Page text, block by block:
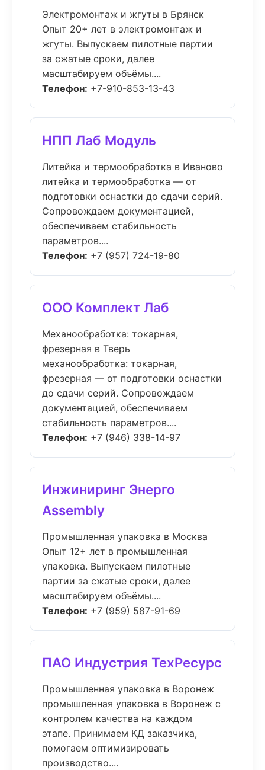
Электромонтаж и жгуты в Брянск
Опыт 20+ лет в электромонтаж и
жгуты. Выпускаем пилотные партии
за сжатые сроки, далее
масштабируем объёмы....
Телефон: +7-910-853-13-43
НПП Лаб Модуль
Литейка и термообработка в Иваново
литейка и термообработка — от
подготовки оснастки до сдачи серий.
Сопровождаем документацией,
обеспечиваем стабильность
параметров....
Телефон: +7 (957) 724-19-80
ООО Комплект Лаб
Механообработка: токарная,
фрезерная в Тверь
механообработка: токарная,
фрезерная — от подготовки оснастки
до сдачи серий. Сопровождаем
документацией, обеспечиваем
стабильность параметров....
Телефон: +7 (946) 338-14-97
Инжиниринг Энерго
Assembly
Промышленная упаковка в Москва
Опыт 12+ лет в промышленная
упаковка. Выпускаем пилотные
партии за сжатые сроки, далее
масштабируем объёмы....
Телефон: +7 (959) 587-91-69
ПАО Индустрия ТехРесурс
Промышленная упаковка в Воронеж
промышленная упаковка в Воронеж с
контролем качества на каждом
этапе. Принимаем КД заказчика,
помогаем оптимизировать
производство....